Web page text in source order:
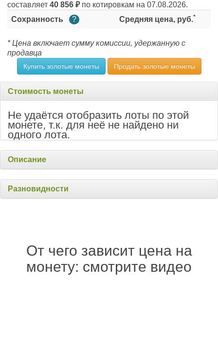
составляет 40 856 ₽по котировкам на 07.08.2026.
Сохранность
? Средняя цена, руб.*
* Цена включает сумму комиссии, удержанную с
продавца
Купить золотые монеты Продать золотые монеты
Стоимость монеты
Не удаётся отобразить лоты по этой
монете, т.к. для неё не найдено ни
одного лота.
Описание
Разновидности
От чего зависит цена на
монету: смотрите видео